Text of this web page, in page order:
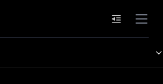
文档目录